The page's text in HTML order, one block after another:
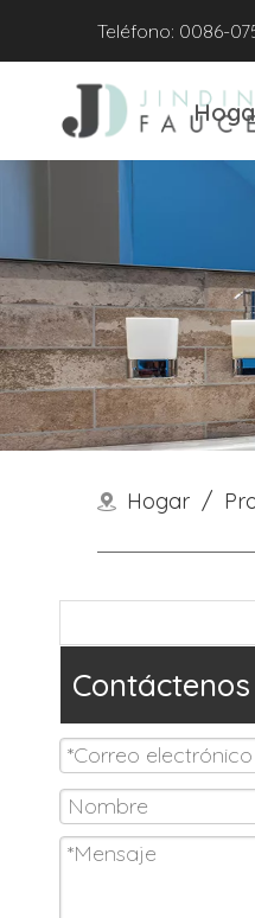
Teléfono: 0086-
Hogar /
Contáctenos